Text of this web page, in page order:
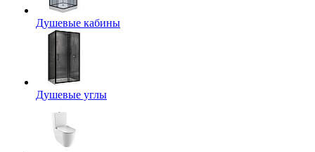
Душевые кабины
Душевые углы